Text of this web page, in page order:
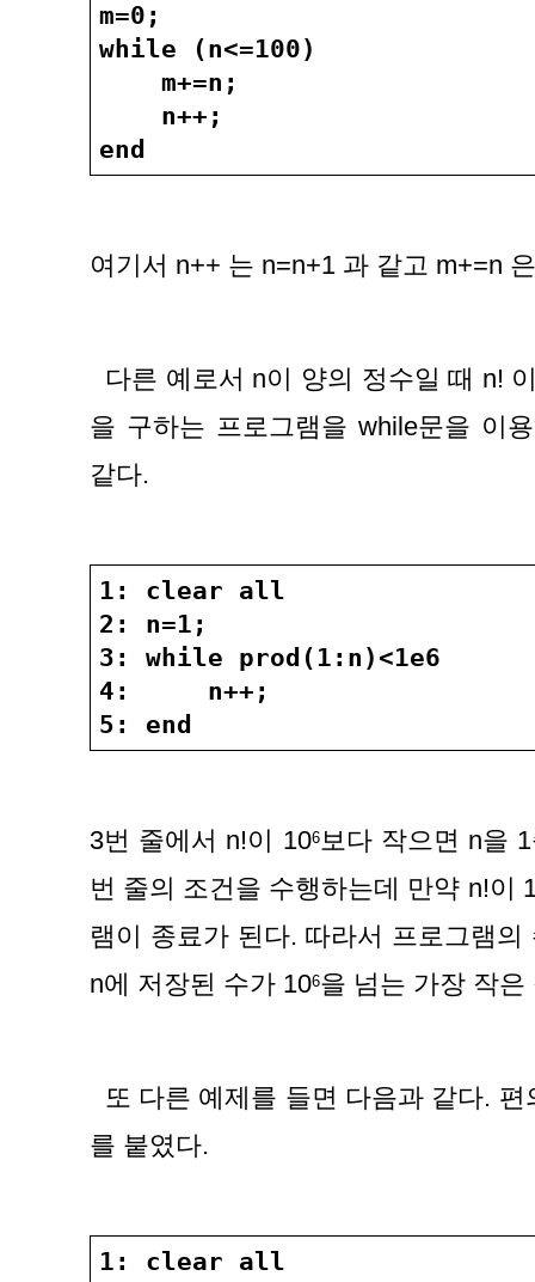
m=0;
while (n<=100)
m+=n;
n++;
end
여기서 n++ 는 n=n+1 과 같고 m+=n
다른 예로서 n이 양의 정수일 때 n!
을 구하는 프로그램을 while문을 이
같다.
1: clear all
2: n=1;
3: while prod(1:n)<1e6
4:     n++;
5: end
3번 줄에서 n!이 106보다 작으면 n을
번 줄의 조건을 수행하는데 만약 n!이
램이 종료가 된다. 따라서 프로그램
n에 저장된 수가 106을 넘는 가장 작
를 붙였다.
1: clear all